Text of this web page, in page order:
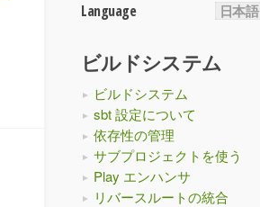
Language 日本語
ビルドシステム
ビルドシステム
sbt 設定について
依存性の管理
サブプロジェクトを使う
Play エンハンサ
リバースルートの統合